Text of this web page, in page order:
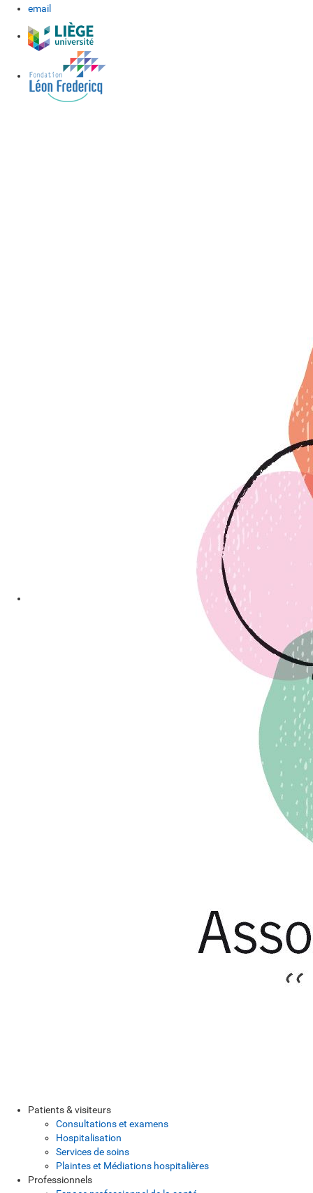
email
Patients & visiteurs
Consultations et examens
Hospitalisation
Services de soins
Plaintes et Médiations hospitalières
Professionnels